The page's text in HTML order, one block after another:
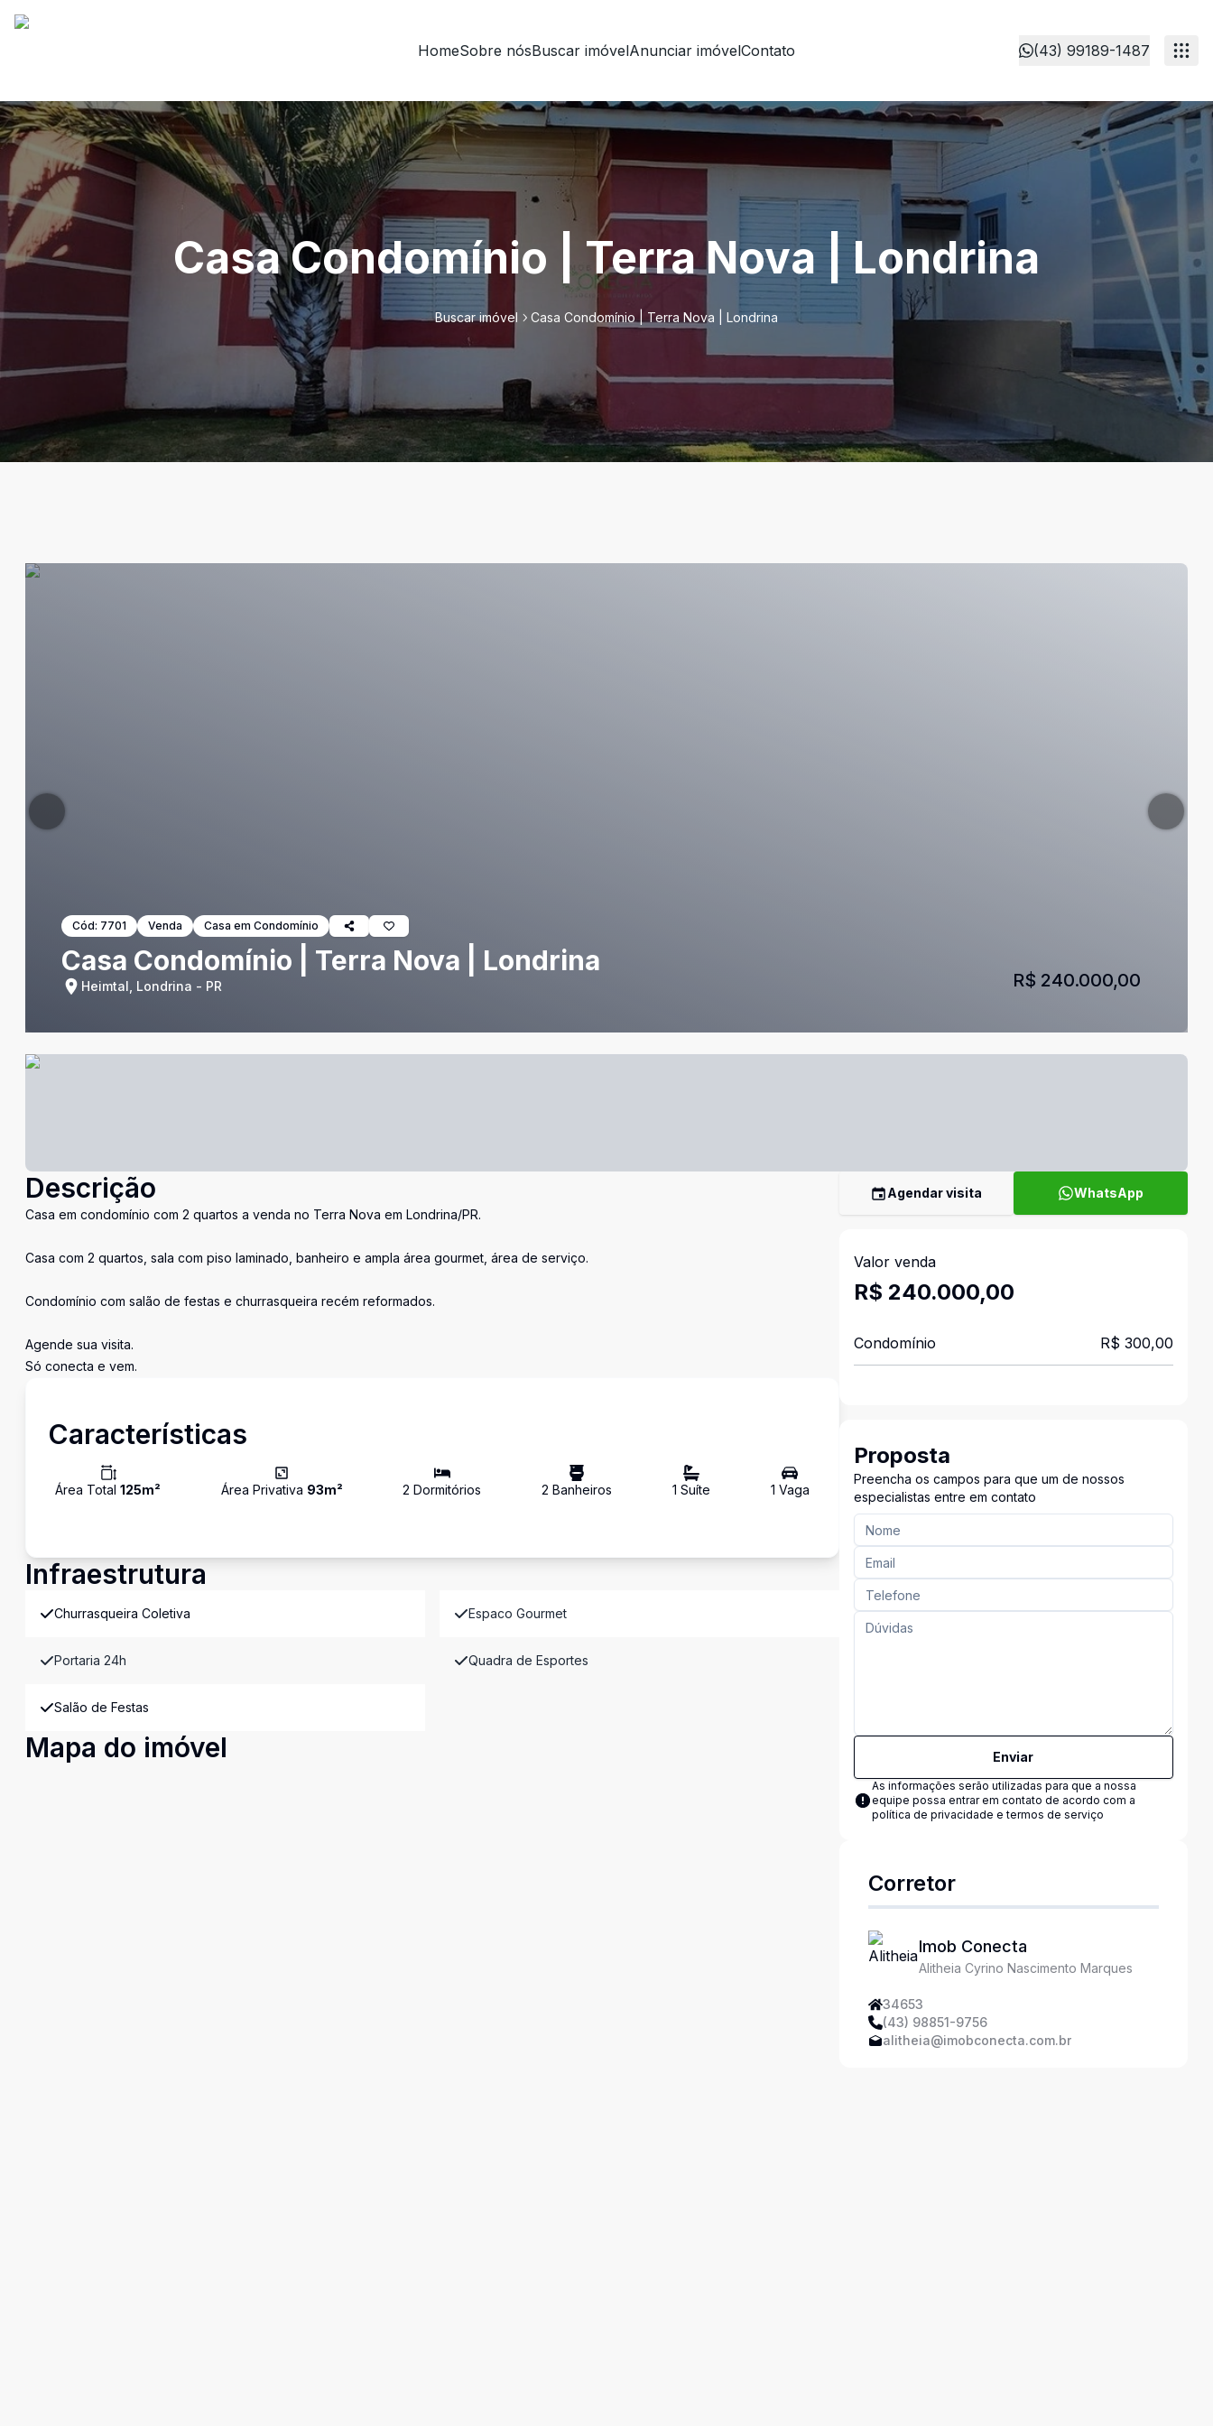
HomeSobre nósBuscar imóvelAnunciar imóvelContato (43) 99189-1487
Casa Condomínio | Terra Nova | Londrina
Buscar imóvel Casa Condomínio | Terra Nova | Londrina
Cód: 7701 Venda Casa em Condomínio
Casa Condomínio | Terra Nova | Londrina
Heimtal, Londrina - PR R$ 240.000,00
Descrição
Casa em condomínio com 2 quartos a venda no Terra Nova em Londrina/PR.
Casa com 2 quartos, sala com piso laminado, banheiro e ampla área gourmet, área de serviço.
Condomínio com salão de festas e churrasqueira recém reformados.
Agende sua visita.
Só conecta e vem.
Características
Área Total 125m² Área Privativa 93m² 2 Dormitórios 2 Banheiros 1 Suíte 1 Vaga
Infraestrutura
Churrasqueira Coletiva Espaco Gourmet
Portaria 24h Quadra de Esportes
Salão de Festas
Mapa do imóvel
Agendar visita WhatsApp
Valor venda
R$ 240.000,00
Condomínio R$ 300,00
Proposta
Preencha os campos para que um de nossos
especialistas entre em contato
Enviar
As informações serão utilizadas para que a nossa
equipe possa entrar em contato de acordo com a
política de privacidade e termos de serviço
Corretor
Imob Conecta
Alitheia Cyrino Nascimento Marques
34653
(43) 98851-9756
alitheia@imobconecta.com.br